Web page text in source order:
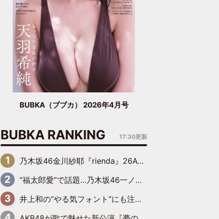
BUBKA（ブブカ） 2026年4月号
BUBKA RANKING 17:30更新
乃木坂46金川紗耶『rienda』26AW LOOKモデルに就任
“福太郎愛”で話題…乃木坂46一ノ瀬美空、地元福岡『めんべい25周年トップサポーター』に就任
井上和の“やる気フォント”にも注目 乃木坂46が挑んだ書道パフォーマンスの舞台裏